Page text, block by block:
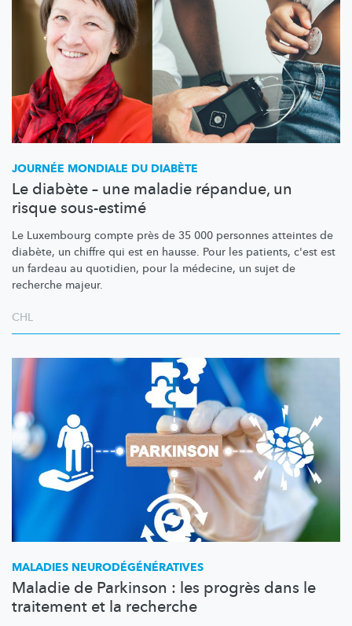
JOURNÉE MONDIALE DU DIABÈTE
Le diabète – une maladie répandue, un
risque sous-estimé
Le Luxembourg compte près de 35 000 personnes atteintes de
diabète, un chiffre qui est en hausse. Pour les patients, c'est est
un fardeau au quotidien, pour la médecine, un sujet de
recherche majeur.
CHL
MALADIES NEURODÉGÉNÉRATIVES
Maladie de Parkinson : les progrès dans le
traitement et la recherche